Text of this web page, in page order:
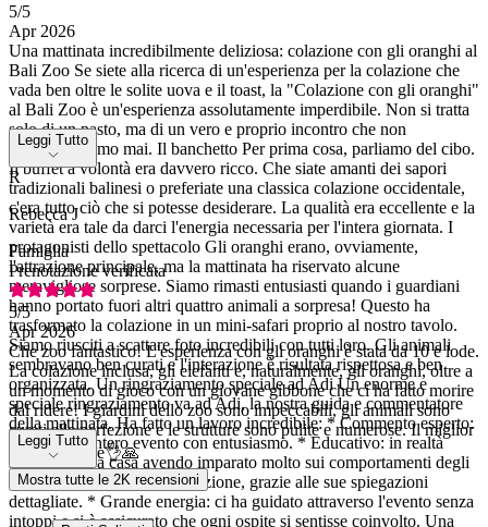
5/5
Apr 2026
Una mattinata incredibilmente deliziosa: colazione con gli oranghi al
Bali Zoo Se siete alla ricerca di un'esperienza per la colazione che
vada ben oltre le solite uova e il toast, la "Colazione con gli oranghi"
al Bali Zoo è un'esperienza assolutamente imperdibile. Non si tratta
solo di un pasto, ma di un vero e proprio incontro che non
dimenticheremo mai. Il banchetto Per prima cosa, parliamo del cibo.
Il buffet a volontà era davvero ricco. Che siate amanti dei sapori
tradizionali balinesi o preferiate una classica colazione occidentale,
c'era tutto ciò che si potesse desiderare. La qualità era eccellente e la
varietà era tale da darci l'energia necessaria per l'intera giornata. I
protagonisti dello spettacolo Gli oranghi erano, ovviamente,
l'attrazione principale, ma la mattinata ha riservato alcune
meravigliose sorprese. Siamo rimasti entusiasti quando i guardiani
hanno portato fuori altri quattro animali a sorpresa! Questo ha
trasformato la colazione in un mini-safari proprio al nostro tavolo.
Siamo riusciti a scattare foto incredibili con tutti loro. Gli animali
sembravano ben curati e l'interazione è risultata rispettosa e ben
organizzata. Un ringraziamento speciale ad Adi Un enorme e
speciale ringraziamento va ad Adi, la nostra guida e commentatore
della mattinata. Ha fatto un lavoro incredibile: * Commento esperto:
ha narrato l'intero evento con entusiasmo. * Educativo: in realtà
sono tornata a casa avendo imparato molto sui comportamenti degli
animali e sulla loro conservazione, grazie alle sue spiegazioni
dettagliate. * Grande energia: ci ha guidato attraverso l'evento senza
intoppi e si è assicurato che ogni ospite si sentisse coinvolto. Una
Leggi Tutto
R
Rebecca J
Famiglia
Prenotazione verificata
5/5
Apr 2026
Che zoo fantastico! L'esperienza con gli oranghi è stata da 10 e lode.
La colazione inclusa, gli elefanti e, naturalmente, gli oranghi, oltre a
un momento di gioco con un giovane gibbone che ci ha fatto morire
dal ridere! I giardini dello zoo sono impeccabili, gli animali sono
curati alla perfezione e le strutture sono pulite e numerose. Il miglior
zoo di sempre👌🙏
Leggi Tutto
Mostra tutte le 2K recensioni